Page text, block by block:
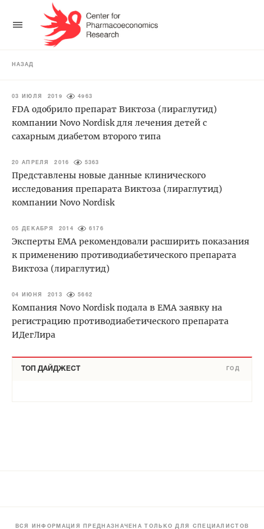
НАЗАД
03 ИЮЛЯ 2019 4963
FDA одобрило препарат Виктоза (лираглутид)
компании Novo Nordisk для лечения детей с
сахарным диабетом второго типа
20 АПРЕЛЯ 2016 5363
Представлены новые данные клинического
исследования препарата Виктоза (лираглутид)
компании Novo Nordisk
05 ДЕКАБРЯ 2014 6176
Эксперты ЕМА рекомендовали расширить показания
к применению противодиабетического препарата
Виктоза (лираглутид)
04 ИЮНЯ 2013 5662
Компания Novo Nordisk подала в ЕМА заявку на
регистрацию противодиабетического препарата
ИДегЛира
ТОП ДАЙДЖЕСТ ГОД
ВСЯ ИНФОРМАЦИЯ ПРЕДНАЗНАЧЕНА ТОЛЬКО ДЛЯ СПЕЦИАЛИСТОВ